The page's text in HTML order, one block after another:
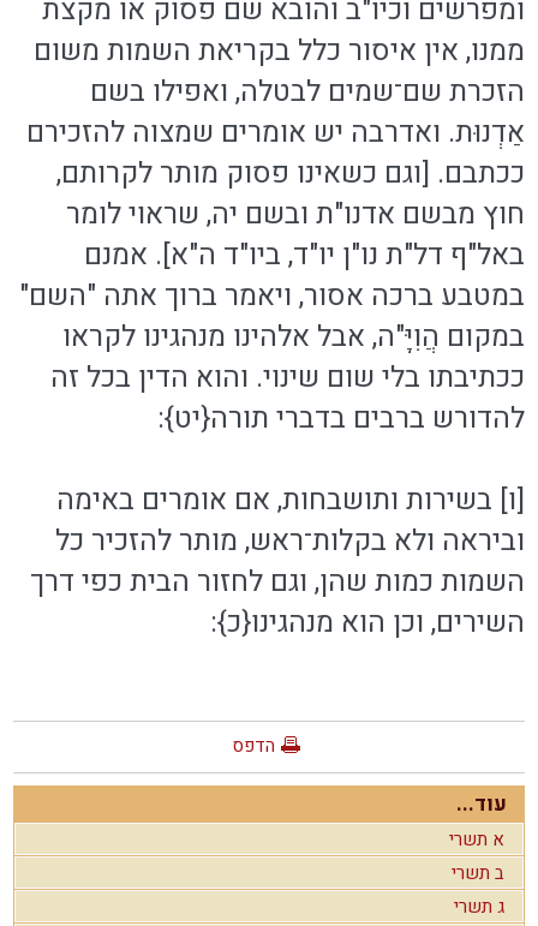
ומפרשים וכיו"ב והובא שם פסוק או מקצת
ממנו, אין איסור כלל בקריאת השמות משום
הזכרת שם־שמים לבטלה, ואפילו בשם
אַדְנוּת. ואדרבה יש אומרים שמצוה להזכירם
ככתבם. [וגם כשאינו פסוק מותר לקרותם,
חוץ מבשם אדנו"ת ובשם יה, שראוי לומר
באל"ף דל"ת נו"ן יו"ד, ביו"ד ה"א]. אמנם
במטבע ברכה אסור, ויאמר ברוך אתה "השם"
במקום הֲוִיָּ"ה, אבל אלהינו מנהגינו לקראו
ככתיבתו בלי שום שינוי. והוא הדין בכל זה
להדורש ברבים בדברי תורה{יט}:
[ו] בשירות ותושבחות, אם אומרים באימה
וביראה ולא בקלות־ראש, מותר להזכיר כל
השמות כמות שהן, וגם לחזור הבית כפי דרך
השירים, וכן הוא מנהגינו{כ}:
הדפס
עוד...
א תשרי
ב תשרי
ג תשרי